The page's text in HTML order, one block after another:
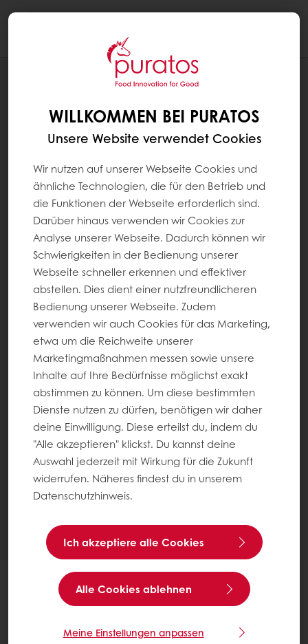
PAUSENBROT
10 Sept. 2020
Neuigkeiten
WILLKOMMEN BEI PURATOS
Unsere Website verwendet Cookies
Wir nutzen auf unserer Webseite Cookies und
ähnliche Technologien, die für den Betrieb und
die Funktionen der Webseite erforderlich sind.
Darüber hinaus verwenden wir Cookies zur
Analyse unserer Webseite. Dadurch können wir
Schwierigkeiten in der Bedienung unserer
Webseite schneller erkennen und effektiver
abstellen. Dies dient einer nutzfreundlicheren
Bedienung unserer Webseite. Zudem
verwenden wir auch Cookies für das Marketing,
etwa um die Reichweite unserer
Marketingmaßnahmen messen sowie unsere
Inhalte auf Ihre Bedürfnisse möglichst exakt
abstimmen zu können. Um diese bestimmten
Dienste nutzen zu dürfen, benötigen wir daher
deine Einwilligung. Diese erteilst du, indem du
"Alle akzeptieren" klickst. Du kannst deine
Auswahl jederzeit mit Wirkung für die Zukunft
widerrufen. Näheres findest du in unserem
Datenschutzhinweis.
Ich akzeptiere alle Cookies
Alle Cookies ablehnen
Meine Einstellungen anpassen